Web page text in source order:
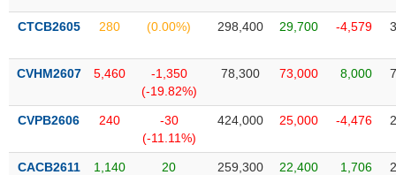
CTCB2605 280 (0.00%) 298,400 29,700 -4,579
CVHM2607 5,460
-1,350
(-19.82%)
78,300 73,000 8,000
CVPB2606 240
-30
(-11.11%)
424,000 25,000 -4,476
CACB2611 1,140
20
259,300 22,400 1,706
TIỆN
ÍCH
BẤT
SẢN